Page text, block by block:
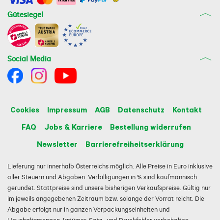
anpassen können. Dank seiner seitlichen
Aussparungen saugt sich das Rohr beim
Saughäckseln weniger am Boden oder im Sauggut
fest. Eine große Öffnung am Gehäuse ermöglicht
eine einfache Reinigung des STIHL SHA 56. Durch
optionales Zubehör wie beispielsweise einer
gebogenen STIHL Flachdüse können Sie den STIHL
SHA 56 für Blasarbeiten auf größeren Flächen
effektiver einsetzen.
Ladezeiten können Sie sehen, wie lange Sie mit
Ihrem Akku-Saughäcksler STIHL SHA 56 arbeiten
können und wie lange der eingesetzte Akku zum
Mehr von der Marke Stihl
Gütesiegel
Social Media
Cookies Impressum AGB Datenschutz
Kontakt
FAQ
Jobs & Karriere
Bestellung widerrufen
Newsletter
Barrierefreiheitserklärung
Lieferung nur innerhalb Österreichs möglich. Alle Preise in Euro inklusive
aller Steuern und Abgaben. Verbilligungen in % sind kaufmännisch
gerundet. Stattpreise sind unsere bisherigen Verkaufspreise. Gültig nur
im jeweils angegebenen Zeitraum bzw. solange der Vorrat reicht. Die
Abgabe erfolgt nur in ganzen Verpackungseinheiten und